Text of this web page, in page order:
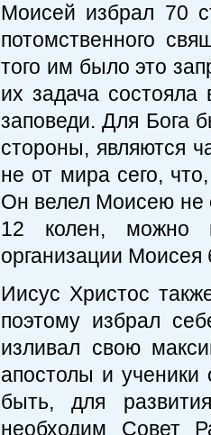
Моисей избрал 70
потомственного
того им было это
их задача
заповеди. Для Бога
стороны, являются
не от мира сего,
Он велел Моисею не
12 колен, можно
организации
Иисус Христос
поэтому избрал
изливал свою
апостолы и
быть, для
необходим Совет